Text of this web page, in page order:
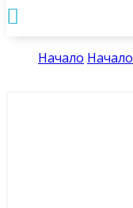

Начало Начало